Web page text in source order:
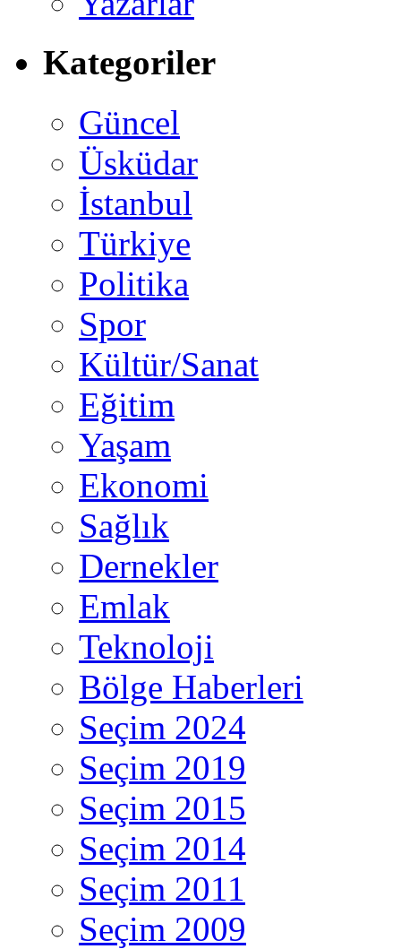
Kategoriler
Güncel
Üsküdar
İstanbul
Türkiye
Politika
Spor
Kültür/Sanat
Eğitim
Yaşam
Ekonomi
Sağlık
Dernekler
Emlak
Teknoloji
Bölge Haberleri
Seçim 2024
Seçim 2019
Seçim 2015
Seçim 2014
Seçim 2011
Seçim 2009